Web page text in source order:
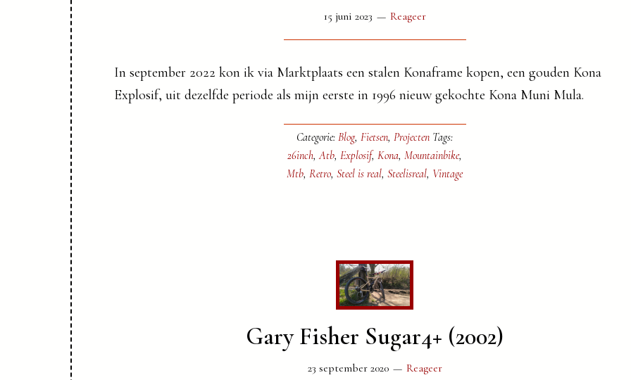
15 juni 2023 Reageer
In september 2022 kon ik via Marktplaats een stalen Konaframe kopen, een gouden Kona
Explosif, uit dezelfde periode als mijn eerste in 1996 nieuw gekochte Kona Muni Mula.
Categorie: Blog, Fietsen, Projecten Tags:
26inch,Atb, Explosif, Kona, Mountainbike,
Mtb, Retro, Steel is real, Steelisreal, Vintage
Gary Fisher Sugar4+ (2002)
23 september 2020 Reageer